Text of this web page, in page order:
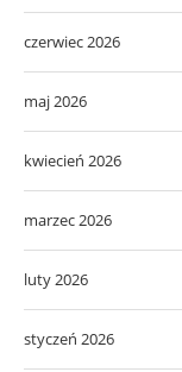
czerwiec 2026
maj 2026
kwiecień 2026
marzec 2026
luty 2026
styczeń 2026